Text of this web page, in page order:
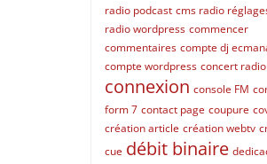
radio podcast cms radio
radio wordpress commencer
commentaires compte dj
compte wordpress concert radio
connexion console FM
form 7 contact page coupure
création article création webtv
cue débit binaire